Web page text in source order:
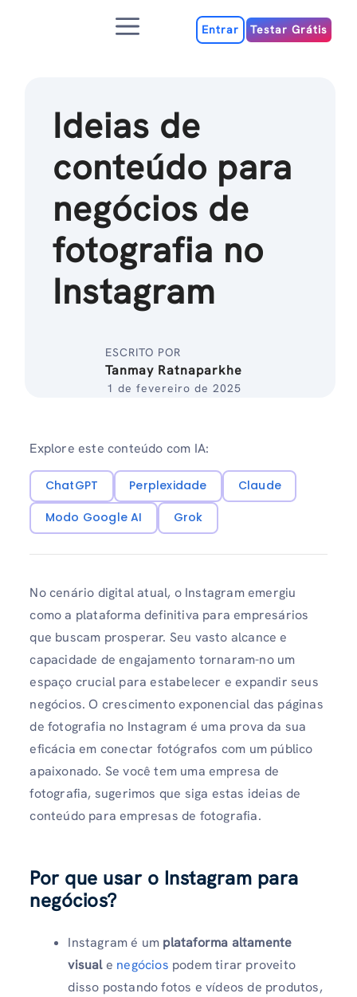
MenuEntrar Testar Grátis
Ideias de
conteúdo para
negócios de
fotografia no
Instagram
ESCRITO POR
Tanmay Ratnaparkhe
1 de fevereiro de 2025
Explore este conteúdo com IA:
ChatGPT Perplexidade
Claude
Modo Google AI
Grok
No cenário digital atual, o Instagram emergiu
como a plataforma definitiva para empresários
que buscam prosperar. Seu vasto alcance e
capacidade de engajamento tornaram-no um
espaço crucial para estabelecer e expandir seus
negócios. O crescimento exponencial das páginas
de fotografia no Instagram é uma prova da sua
eficácia em conectar fotógrafos com um público
apaixonado. Se você tem uma empresa de
fotografia, sugerimos que siga estas ideias de
conteúdo para empresas de fotografia.
Por que usar o Instagram para
negócios?
Instagram é um plataforma altamente
visuale negócios podem tirar proveito
disso postando fotos e vídeos de produtos,